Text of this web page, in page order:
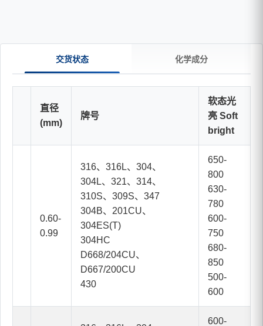
交货状态 化学成分
直径
(mm)
牌号
软态光
亮 Soft
bright
0.60-
0.99
316、316L、304、
304L、321、314、
310S、309S、347
304B、201CU、
304ES(T)
304HC
D668/204CU、
D667/200CU
430
650-
800
630-
780
600-
750
680-
850
500-
600
600-